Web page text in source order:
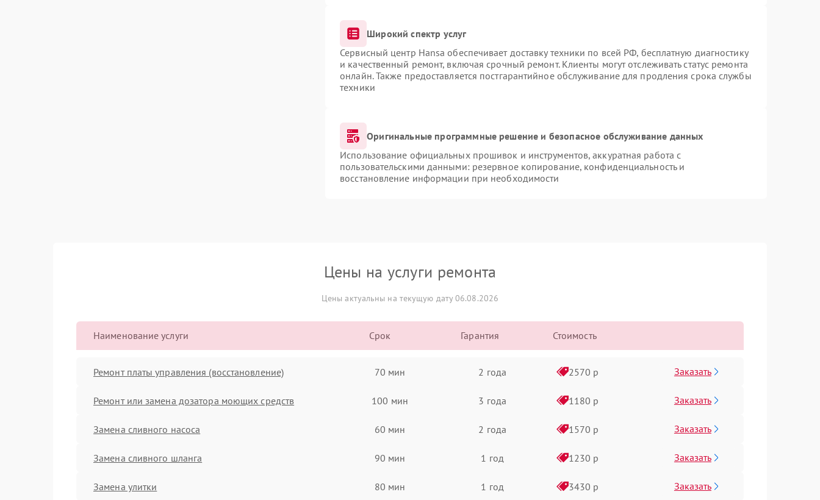
Широкий спектр услуг
Сервисный центр Hansa обеспечивает доставку техники по всей РФ, бесплатную диагностику
и качественный ремонт, включая срочный ремонт. Клиенты могут отслеживать статус ремонта
онлайн. Также предоставляется постгарантийное обслуживание для продления срока службы
техники
Оригинальные программные решение и безопасное обслуживание данных
Использование официальных прошивок и инструментов, аккуратная работа с
пользовательскими данными: резервное копирование, конфиденциальность и
восстановление информации при необходимости
Цены на услуги ремонта
Цены актуальны на текущую дату 06.08.2026
Наименование услуги Срок Гарантия Стоимость
Ремонт платы управления (восстановление) 70 мин 2 года 2570 р Заказать
Ремонт или замена дозатора моющих средств 100 мин 3 года 1180 р Заказать
Замена сливного насоса 60 мин 2 года 1570 р Заказать
Замена сливного шланга 90 мин 1 год 1230 р Заказать
Замена улитки 80 мин 1 год 3430 р Заказать